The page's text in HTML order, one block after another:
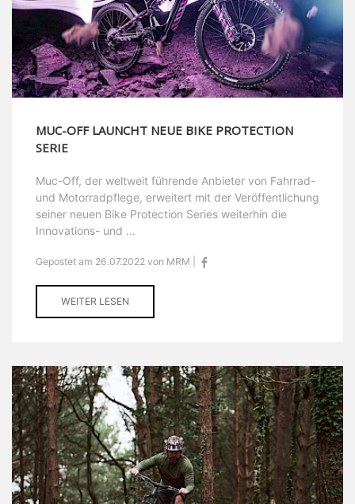
MUC-OFF LAUNCHT NEUE BIKE PROTECTION
SERIE
Muc-Off, der weltweit führende Anbieter von Fahrrad-
und Motorradpflege, erweitert mit der Veröffentlichung
seiner neuen Bike Protection Series weiterhin die
Innovations- und ...
Gepostet am 26.07.2022 von MRM |
WEITER LESEN